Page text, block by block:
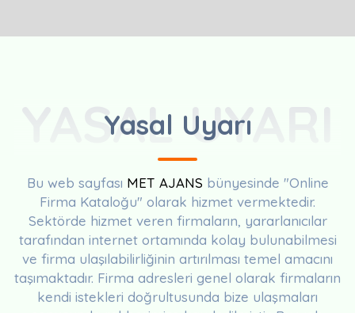
Yasal Uyarı
YASAL UYARI
Bu web sayfası MET AJANS bünyesinde "Online
Firma Kataloğu" olarak hizmet vermektedir.
Sektörde hizmet veren firmaların, yararlanıcılar
tarafından internet ortamında kolay bulunabilmesi
ve firma ulaşılabilirliğinin artırılması temel amacını
taşımaktadır. Firma adresleri genel olarak firmaların
kendi istekleri doğrultusunda bize ulaşmaları